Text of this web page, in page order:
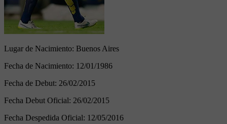
Lugar de Nacimiento: Buenos Aires
Fecha de Nacimiento: 12/01/1986
Fecha de Debut: 26/02/2015
Fecha Debut Oficial: 26/02/2015
Fecha Despedida Oficial: 12/05/2016